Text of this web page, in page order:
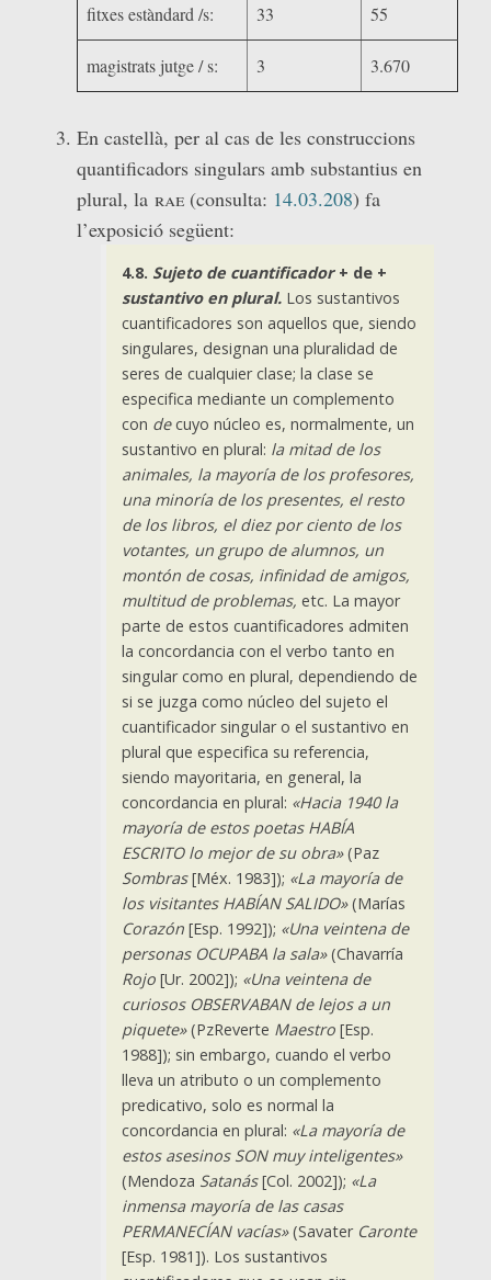
fitxes estàndard /s: 33 55
magistrats jutge / s: 3 3.670
En castellà, per al cas de les construccions
quantificadors singulars amb substantius en
plural, la rae (consulta: 14.03.208) fa
l’exposició següent:
4.8. Sujeto de cuantificador+ de +
sustantivo en plural.Los sustantivos
cuantificadores son aquellos que, siendo
singulares, designan una pluralidad de
seres de cualquier clase; la clase se
especifica mediante un complemento
con decuyo núcleo es, normalmente, un
sustantivo en plural: la mitad de los
animales, la mayoría de los profesores,
una minoría de los presentes, el resto
de los libros, el diez por ciento de los
votantes, un grupo de alumnos, un
montón de cosas, infinidad de amigos,
multitud de problemas, etc. La mayor
parte de estos cuantificadores admiten
la concordancia con el verbo tanto en
singular como en plural, dependiendo de
si se juzga como núcleo del sujeto el
cuantificador singular o el sustantivo en
plural que especifica su referencia,
siendo mayoritaria, en general, la
concordancia en plural: «Hacia 1940 la
mayoría de estos poetas HABÍA
ESCRITO lo mejor de su obra»(Paz
Sombras[Méx. 1983]); «La mayoría de
los visitantes HABÍAN SALIDO»(Marías
Corazón[Esp. 1992]); «Una veintena de
personas OCUPABA la sala»(Chavarría
Rojo[Ur. 2002]); «Una veintena de
curiosos OBSERVABAN de lejos a un
piquete»(PzReverte Maestro[Esp.
1988]); sin embargo, cuando el verbo
lleva un atributo o un complemento
predicativo, solo es normal la
concordancia en plural: «La mayoría de
estos asesinos SON muy inteligentes»
(Mendoza Satanás[Col. 2002]); «La
inmensa mayoría de las casas
PERMANECÍAN vacías»(Savater Caronte
[Esp. 1981]). Los sustantivos